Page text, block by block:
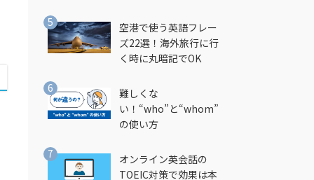
空港で使う英語フレー
ズ22選！海外旅行に行
く時に丸暗記でOK
難しくな
い！“who”と“whom”
の使い方
オンライン英会話の
TOEIC対策で効果は本